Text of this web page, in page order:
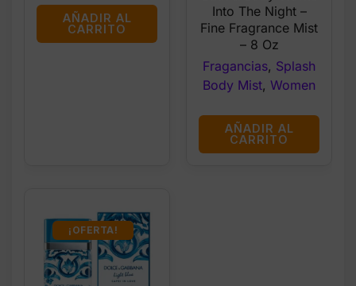
AÑADIR AL
CARRITO
was:
$18.95.$8.00.
Into The Night –
Fine Fragrance Mist
– 8 Oz
Fragancias, Splash
Body Mist, Women
AÑADIR AL
CARRITO
¡OFERTA!